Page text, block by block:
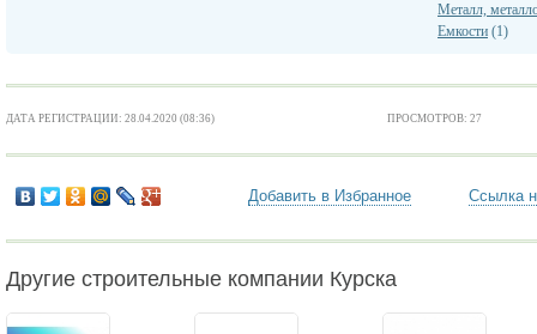
Металл,
Емкости (1)
ДАТА РЕГИСТРАЦИИ: 28.04.2020 (08:36) ПРОСМОТРОВ: 27
Добавить в Избранное Ссылка
Другие строительные компании Курска